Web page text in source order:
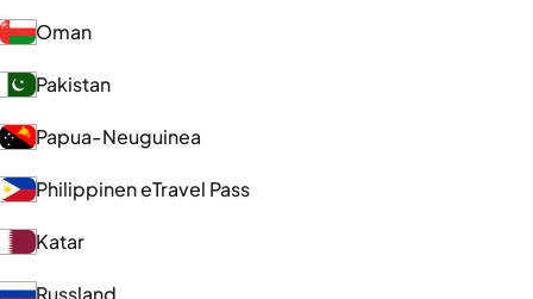
Oman
Pakistan
Papua-Neuguinea
Philippinen eTravel Pass
Katar
Russland